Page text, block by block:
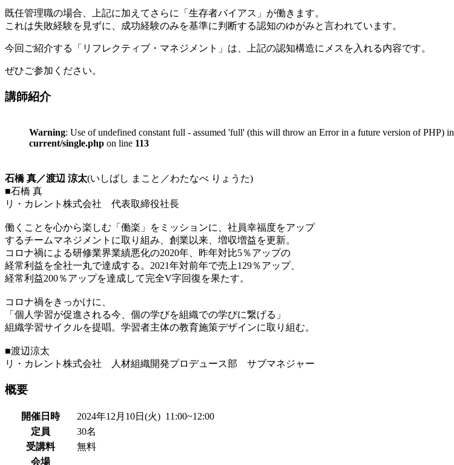
既任管理職の場合、上記に加えてさらに「生存者バイアス」が働きます。
これは失敗経験を見ずに、成功経験のみを基準に判断する認知のゆがみと言われています。
今回ご紹介する「リフレクティブ・マネジメント」は、上記の認知構造にメスを入れる内容です。
ぜひご参加ください。
講師紹介
Warning: Use of undefined constant full - assumed 'full' (this will throw an Error in a future version of PHP) in
current/single.php on line 113
石橋 真／渡辺 涼太(いしばし まこと／わたなべ りょうた)
■石橋 真
リ・カレント株式会社 代表取締役社長
働くことを心から楽しむ「働楽」をミッションに、社員幸福度をアップ
するチームマネジメントに取り組み、創業以来、増収増益を更新。
コロナ禍による研修業界業績悪化の2020年、昨年対比5％アップの
経常利益を全社一丸で達成する。2021年対前年で売上129％アップ、
経常利益200％アップを達成して完全V字回復を果たす。
コロナ禍をきっかけに、
「個人学習が促進される今、個の学びを組織での学びに繋げる」
組織学習サイクルを提唱。学習者主体の教育施策デザインに取り組む。
■渡辺涼太
リ・カレント株式会社 人材組織開発プロデュース部 サブマネジャー
概要
開催日時
2024年12月10日(火) 11:00~12:00
定員
30名
受講料
無料
会場